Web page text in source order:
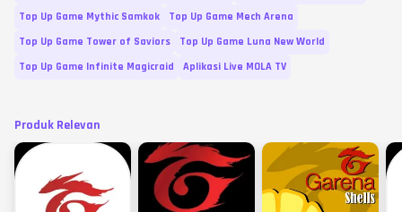
Top Up Game Mythic Samkok
Top Up Game Mech Arena
Top Up Game Tower of Saviors
Top Up Game Luna New World
Top Up Game Infinite Magicraid
Aplikasi Live MOLA TV
Produk Relevan